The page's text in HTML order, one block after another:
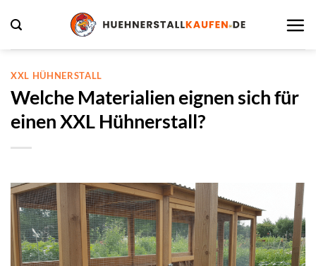
Inhalt
springen
XXL HÜHNERSTALL
Welche Materialien eignen sich für
einen XXL Hühnerstall?